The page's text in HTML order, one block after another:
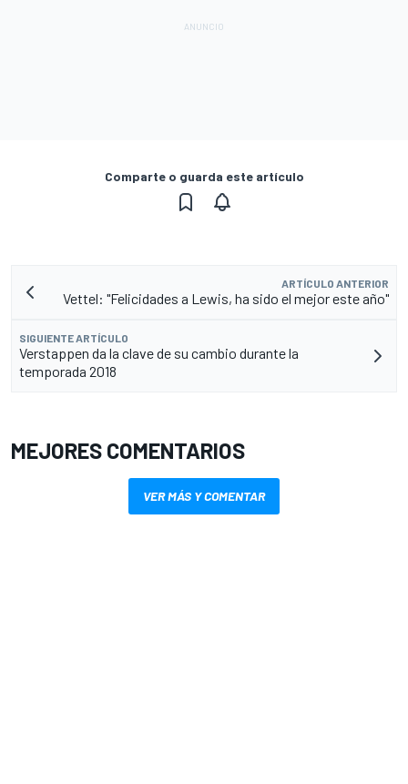
Comparte o guarda este artículo
ARTÍCULO ANTERIOR
Vettel: "Felicidades a Lewis, ha sido el mejor este año"
SIGUIENTE ARTÍCULO
Verstappen da la clave de su cambio durante la
temporada 2018
MEJORES COMENTARIOS
VER MÁS Y COMENTAR